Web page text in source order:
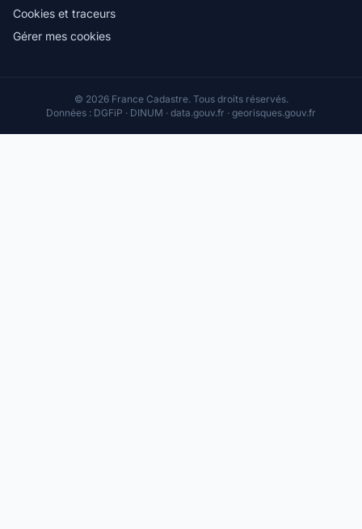
Cookies et traceurs
Gérer mes cookies
© 2026 France Cadastre. Tous droits réservés.
Données : DGFiP · DINUM · data.gouv.fr · georisques.gouv.fr